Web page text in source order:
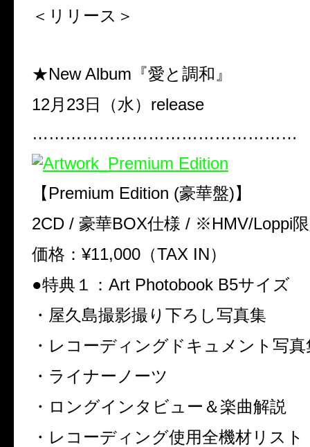
＜リリース＞
★New Album『愛と調和』
12月23日（水）release
…………………………………………
【Premium Edition (豪華盤)】
2CD / 豪華BOX仕様 / ※HMV/Loppi
価格：¥11,000（TAX IN）
●特典１：Art Photobook B5サイズ
・屋久島撮影撮り下ろし写真集
・レコーディングドキュメント写真
・ライナーノーツ
・ロングインタビュー＆楽曲解説
・レコーディング使用全機材リスト